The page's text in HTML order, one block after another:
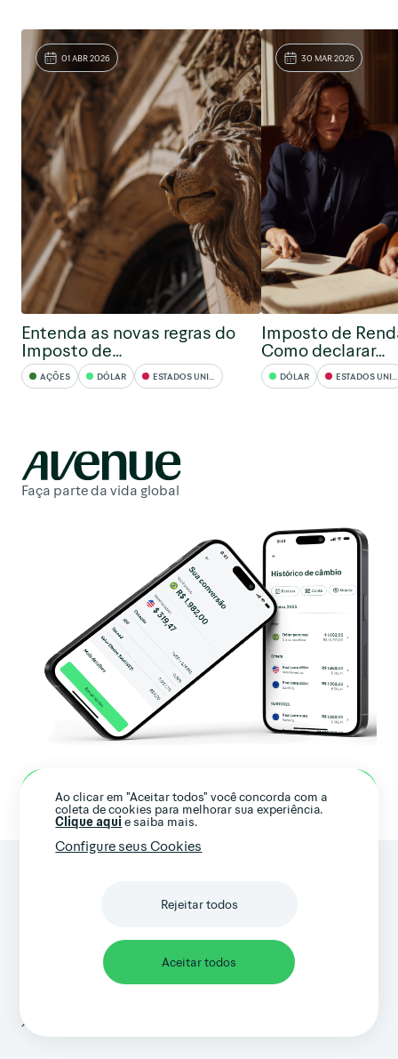
Ao clicar em "Aceitar todos" você concorda com a
coleta de cookies para melhorar sua experiência.
Clique aqui e saiba mais.
Configure seus Cookies
Rejeitar todos
Aceitar todos
01 ABR 2026
Entenda as novas regras do
Imposto de…
AÇÕES DÓLAR ESTADOS UNIDOS
30 MAR 2026
Imposto de
Como declarar…
DÓLAR ESTADOS UNIDOS
Faça parte da vida global
Abrir conta
© 2026 Avenue | 2601 S Bayshore Drive, Suite 1100 - Miami,
Florida - U.S. - 33133